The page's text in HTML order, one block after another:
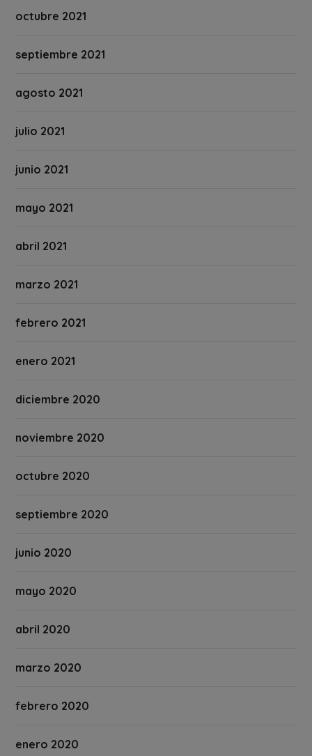
octubre 2021
septiembre 2021
agosto 2021
julio 2021
junio 2021
mayo 2021
abril 2021
marzo 2021
febrero 2021
enero 2021
diciembre 2020
noviembre 2020
octubre 2020
septiembre 2020
junio 2020
mayo 2020
abril 2020
marzo 2020
febrero 2020
enero 2020